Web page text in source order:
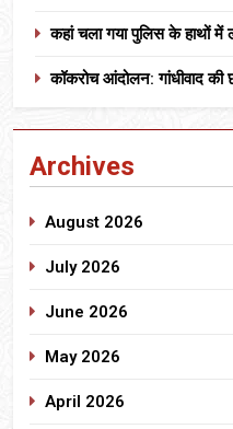
कहां चला गया पुलिस के हाथों में
कॉकरोच आंदोलन: गांधीवाद की
Archives
August 2026
July 2026
June 2026
May 2026
April 2026